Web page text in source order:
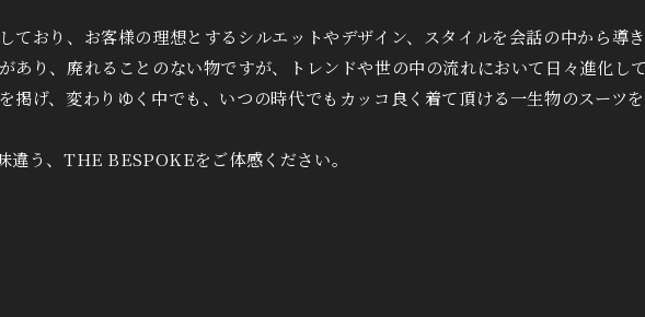
ており、お客様の理想とするシルエットやデザイン、スタイルを会話の中から導き
あり、廃れることのない物ですが、トレンドや世の中の流れにおいて日々進化して
掲げ、変わりゆく中でも、いつの時代でもカッコ良く着て頂ける一生物のスーツ
違う、THE BESPOKEをご体感ください。